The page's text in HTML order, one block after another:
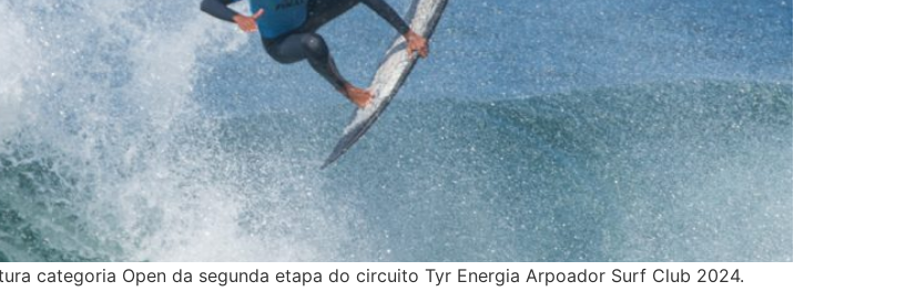
categoria Open da segunda etapa do circuito Tyr Energia Arpoador Surf Club 2024.